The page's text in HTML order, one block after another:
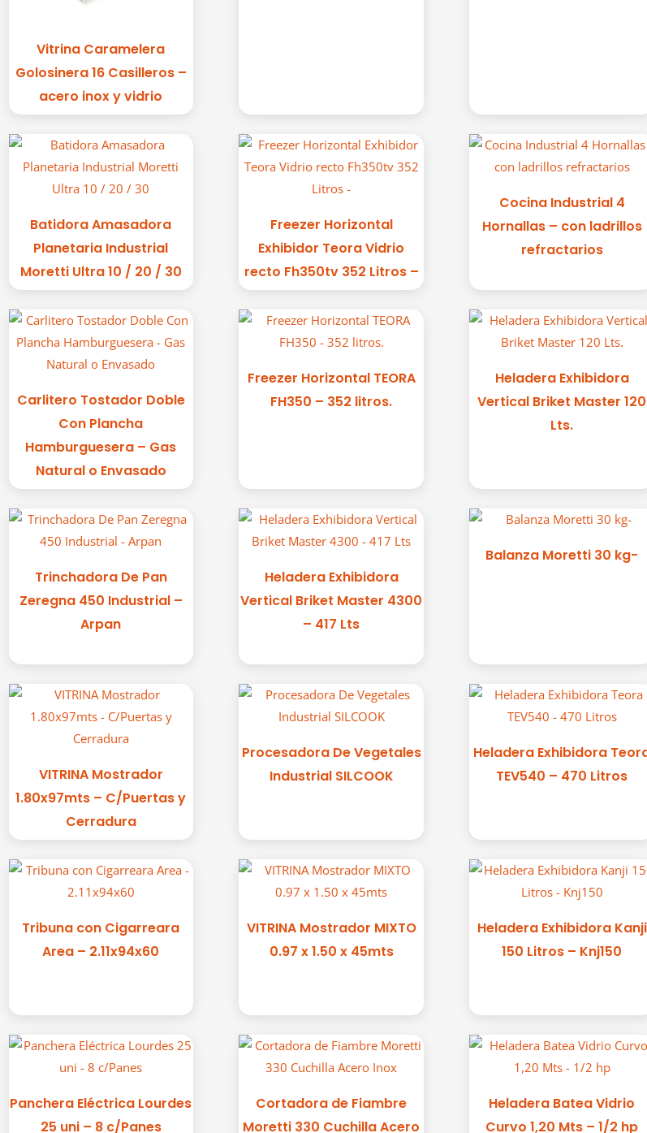
Vitrina Caramelera
Golosinera 16 Casilleros –
acero inox y vidrio
Batidora Amasadora
Planetaria Industrial
Moretti Ultra 10 / 20 / 30
Freezer Horizontal
Exhibidor Teora Vidrio
recto Fh350tv 352 Litros –
Cocina Industrial 4
Hornallas – con ladrillos
refractarios
Carlitero Tostador Doble
Con Plancha
Hamburguesera – Gas
Natural o Envasado
Freezer Horizontal TEORA
FH350 – 352 litros.
Heladera Exhibidora
Vertical Briket Master 120
Lts.
Trinchadora De Pan
Zeregna 450 Industrial –
Arpan
Heladera Exhibidora
Vertical Briket Master 4300
– 417 Lts
Balanza Moretti 30 kg-
VITRINA Mostrador
1.80x97mts – C/Puertas y
Cerradura
Procesadora De Vegetales
Industrial SILCOOK
Heladera Exhibidora
TEV540 – 470 Litros
Tribuna con Cigarreara
Area – 2.11x94x60
VITRINA Mostrador MIXTO
0.97 x 1.50 x 45mts
Heladera Exhibidora Kanji
150 Litros – Knj150
Panchera Eléctrica Lourdes
25 uni – 8 c/Panes
Cortadora de Fiambre
Moretti 330 Cuchilla Acero
Heladera Batea Vidrio
Curvo 1,20 Mts – 1/2 hp